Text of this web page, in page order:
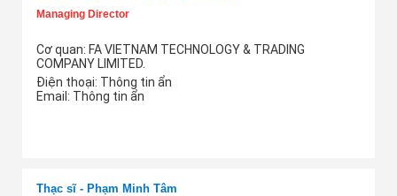
Managing Director
Cơ quan: FA VIETNAM TECHNOLOGY & TRADING
COMPANY LIMITED.
Điện thoại: Thông tin ẩn
Email: Thông tin ẩn
Thạc sĩ - Phạm Minh Tâm